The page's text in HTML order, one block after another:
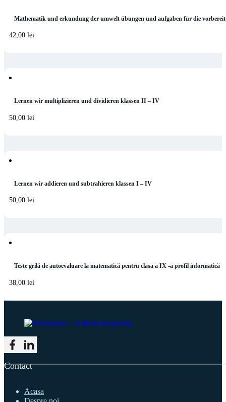
Mathematik und erkundung der umwelt übungen und aufgaben für die
42,00 lei
Lernen wir multiplizieren und dividieren klassen II – IV
50,00 lei
Lernen wir addieren und subtrahieren klassen I – IV
50,00 lei
Teste grilă de autoevaluare la matematică pentru clasa a IX -a profil informatică
38,00 lei
Follow me on Facebook
Follow me on LinkedIn
Contact
Acasa